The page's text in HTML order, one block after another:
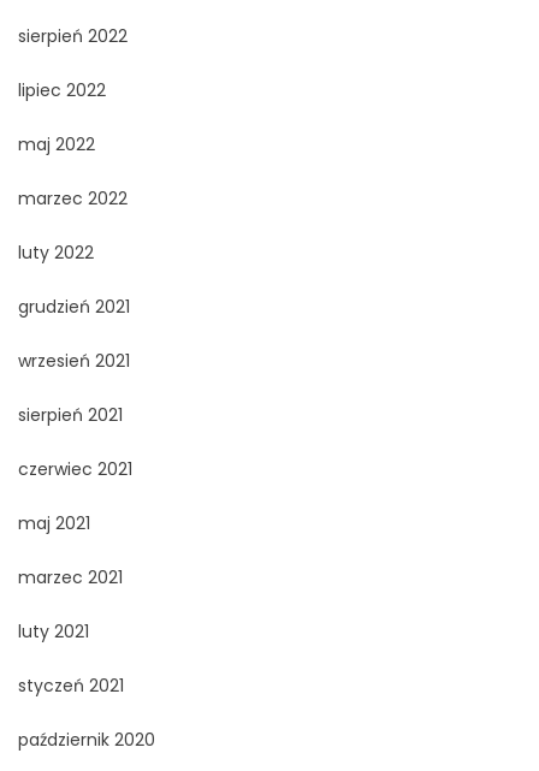
sierpień 2022
lipiec 2022
maj 2022
marzec 2022
luty 2022
grudzień 2021
wrzesień 2021
sierpień 2021
czerwiec 2021
maj 2021
marzec 2021
luty 2021
styczeń 2021
październik 2020